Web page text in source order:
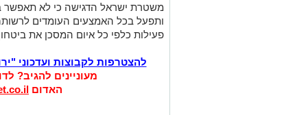
משטרת ישראל הדגישה כי לא תאפשר
ותפעל בכל האמצעים העומדים
פעילות כלפי כל איום המסכן את
להצטרפות לקבוצות ועדכוני
מעוניינים להגיב?
האדום